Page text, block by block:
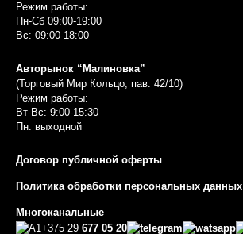
Режим работы:
Пн-Сб 09:00-19:00
Вс: 09:00-18:00
Авторынок “Малиновка”
(Торговый Мир Кольцо, пав. 42/10)
Режим работы:
Вт-Вс: 9:00-15:30
Пн: выходной
Договор публичной оферты
Политика обработки персональных данных
Многоканальные
+375 29 677 05 20